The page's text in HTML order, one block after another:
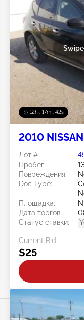
12h : 17m : 40s
2010
Лот #:
Пробег:
Повреждения:
Doc Type:
Площадка:
Дата торгов:
Статус ставки:
Current Bid:
$25